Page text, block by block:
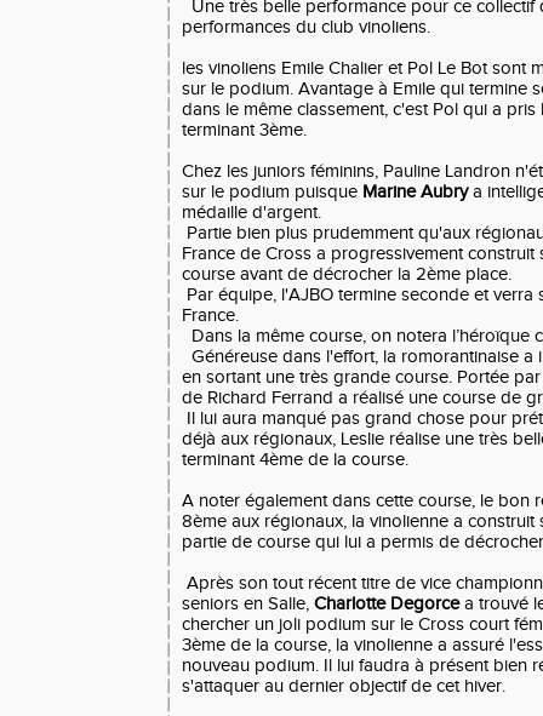
Une très belle performance pour ce collectif
performances du club vinoliens.
les vinoliens Emile Chalier et Pol Le Bot sont
sur le podium. Avantage à Emile qui termine
dans le même classement, c'est Pol qui a
terminant 3ème.
Chez les juniors féminins, Pauline Landron
sur le podium puisque Marine Aubrya
médaille d'argent.
Partie bien plus prudemment qu'aux
France de Cross a progressivement
course avant de décrocher la 2ème place.
Par équipe, l'AJBO termine seconde et
France.
Dans la même course, on notera l’héroïque
Généreuse dans l'effort, la romorantinaise a
en sortant une très grande course. Portée
de Richard Ferrand a réalisé une course de
Il lui aura manqué pas grand chose pour
déjà aux régionaux, Leslie réalise une très
terminant 4ème de la course.
A noter également dans cette course, le bon
8ème aux régionaux, la vinolienne a
partie de course qui lui a permis de
Après son tout récent titre de vice
seniors en Salle, Charlotte Degorcea trouvé
chercher un joli podium sur le Cross court
3ème de la course, la vinolienne a assuré
nouveau podium. Il lui faudra à présent bien
s'attaquer au dernier objectif de cet hiver.